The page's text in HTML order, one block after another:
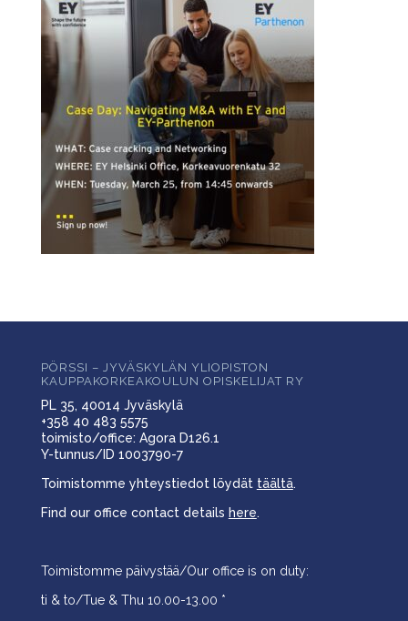
PÖRSSI – JYVÄSKYLÄN YLIOPISTON
KAUPPAKORKEAKOULUN OPISKELIJAT RY
PL 35, 40014 Jyväskylä
+358 40 483 5575
toimisto/office: Agora D126.1
Y-tunnus/ID 1003790-7
Toimistomme yhteystiedot löydät täältä.
Find our office contact details here.
Toimistomme päivystää/Our office is on duty:
ti & to/Tue & Thu 10.00-13.00 *